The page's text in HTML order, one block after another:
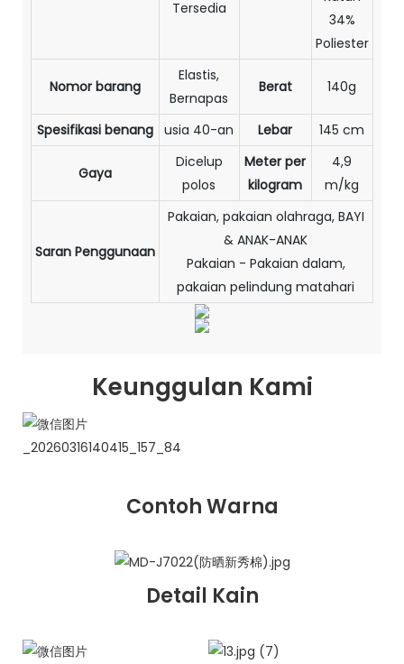
Tersedia
34%
Poliester
Nomor barang
Elastis,
Bernapas
Berat 140g
Spesifikasi benang usia 40-an Lebar 145 cm
Gaya
Dicelup
polos
Meter per
kilogram
4,9
m/kg
Saran Penggunaan
Pakaian, pakaian olahraga, BAYI
& ANAK-ANAK
Pakaian - Pakaian dalam,
pakaian pelindung matahari
Keunggulan Kami
Contoh Warna
Detail Kain